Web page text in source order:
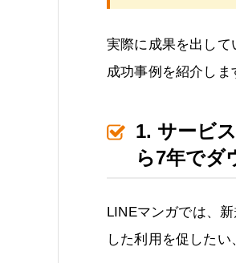
実際に成果を出して
成功事例を紹介しま
1. サービ
ら7年でダ
LINEマンガでは、
した利用を促したい